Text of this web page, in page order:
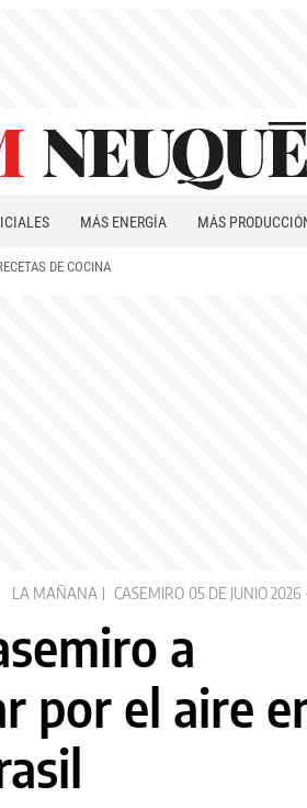
MÁS ENERGÍA MÁS
DE COCINA
LA MAÑANA CASEMIRO 05 DE JUNIO 2026
a
por el aire